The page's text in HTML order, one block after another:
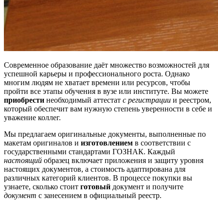
Современное образование даёт множество возможностей для
успешной карьеры и профессионального роста. Однако
многим людям не хватает времени или ресурсов, чтобы
пройти все этапы обучения в вузе или институте. Вы можете
приобрести необходимый аттестат с регистрации и реестром,
который обеспечит вам нужную степень уверенности в себе и
уважение коллег.
Мы предлагаем оригинальные документы, выполненные по
макетам оригиналов и изготовлением в соответствии с
государственными стандартами ГОЗНАК. Каждый
настоящий образец включает приложения и защиту уровня
настоящих документов, а стоимость адаптирована для
различных категорий клиентов. В процессе покупки вы
узнаете, сколько стоит готовый документ и получите
документ с занесением в официальный реестр.